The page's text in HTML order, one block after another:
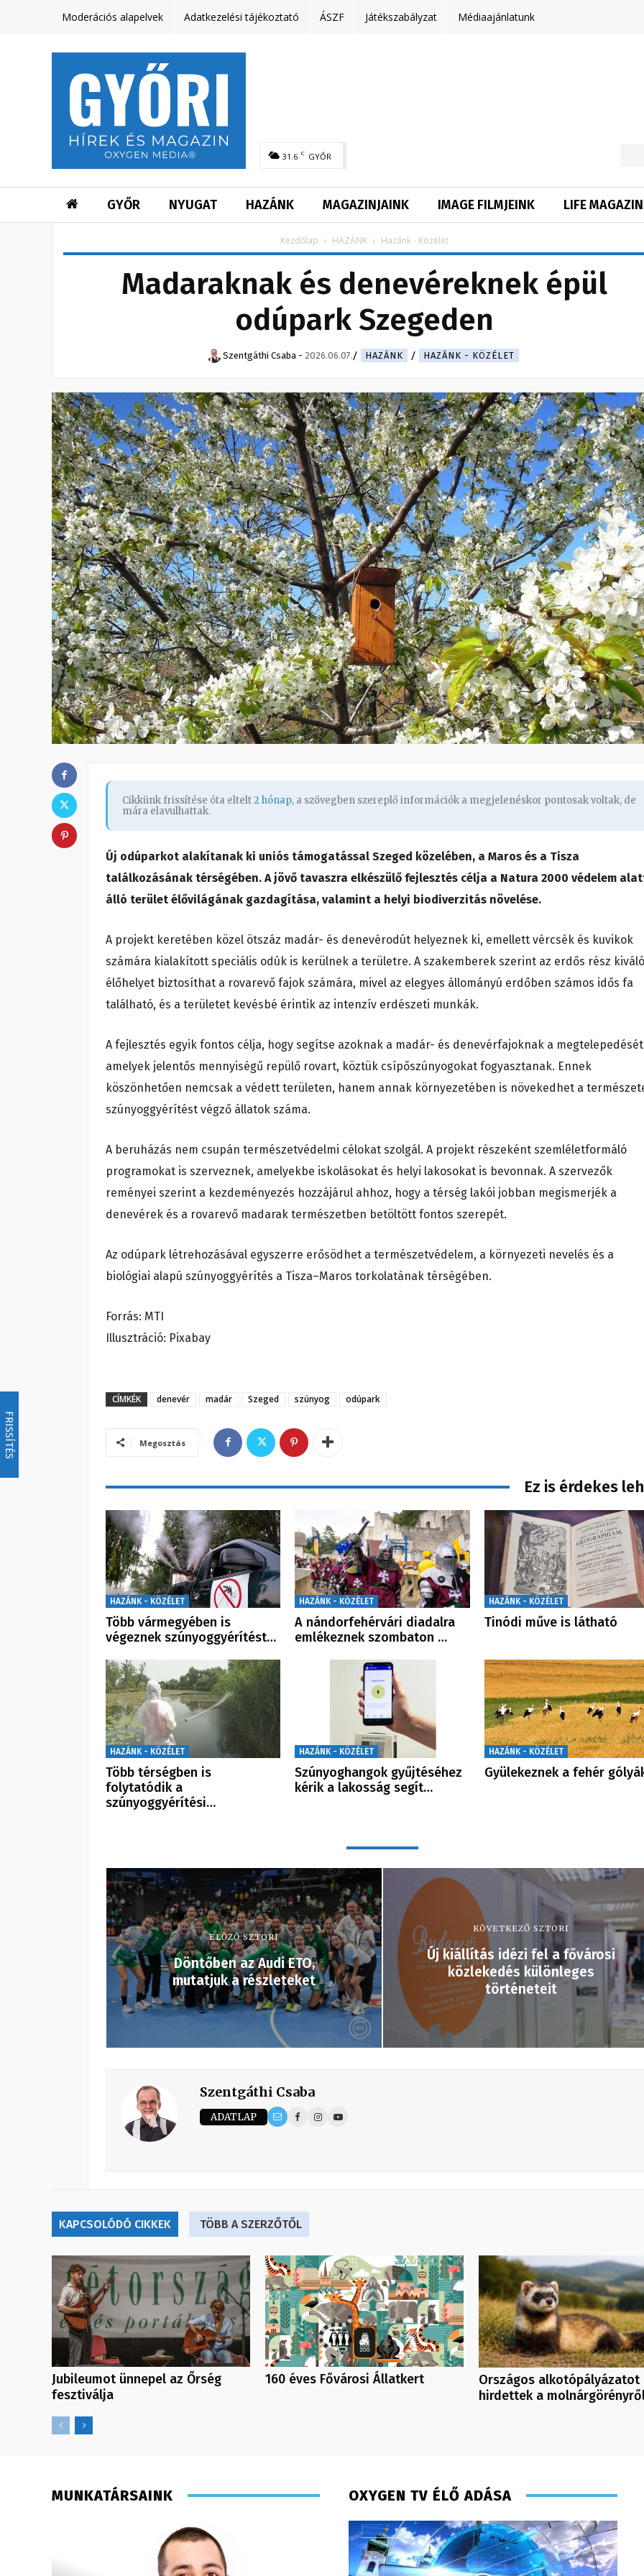
FRISSÍTÉS
Moderációs alapelvek Adatkezelési tájékoztató ÁSZF Játékszabályzat Médiaajánlatunk
31.6 C GYŐR
GYŐR NYUGAT HAZÁNK MAGAZINJAINK IMAGE FILMJEINK LIFE MAGAZIN
Kezdőlap HAZÁNK Hazánk - Közélet
Madaraknak és denevéreknek épül
odúpark Szegeden
Szentgáthi Csaba - 2026.06.07. HAZÁNK HAZÁNK - KÖZÉLET
Cikkünk frissítése óta eltelt2 hónap, a szövegben szereplő információk a megjelenéskor pontosak voltak, de
mára elavulhattak.
Új odúparkot alakítanak ki uniós támogatással Szeged közelében, a Maros és a Tisza
találkozásának térségében. A jövő tavaszra elkészülő fejlesztés célja a Natura 2000 védelem
álló terület élővilágának gazdagítása, valamint a helyi biodiverzitás növelése.
A projekt keretében közel ötszáz madár- és denevérodút helyeznek ki, emellett vércsék és kuvikok
számára kialakított speciális odúk is kerülnek a területre. A szakemberek szerint az erdős rész kiváló
élőhelyet biztosíthat a rovarevő fajok számára, mivel az elegyes állományú erdőben számos idős fa
található, és a területet kevésbé érintik az intenzív erdészeti munkák.
A fejlesztés egyik fontos célja, hogy segítse azoknak a madár- és denevérfajoknak a
amelyek jelentős mennyiségű repülő rovart, köztük csípőszúnyogokat fogyasztanak. Ennek
köszönhetően nemcsak a védett területen, hanem annak környezetében is növekedhet a
szúnyoggyérítést végző állatok száma.
A beruházás nem csupán természetvédelmi célokat szolgál. A projekt részeként szemléletformáló
programokat is szerveznek, amelyekbe iskolásokat és helyi lakosokat is bevonnak. A szervezők
reményei szerint a kezdeményezés hozzájárul ahhoz, hogy a térség lakói jobban megismerjék a
denevérek és a rovarevő madarak természetben betöltött fontos szerepét.
Az odúpark létrehozásával egyszerre erősödhet a természetvédelem, a környezeti nevelés és a
biológiai alapú szúnyoggyérítés a Tisza–Maros torkolatának térségében.
Forrás: MTI
Illusztráció: Pixabay
CÍMKÉK denevér madár Szeged szúnyog odúpark
Megosztás
Ez is érdekes
HAZÁNK - KÖZÉLET
Több vármegyében is
végeznek szúnyoggyérítést…
HAZÁNK - KÖZÉLET
A nándorfehérvári diadalra
emlékeznek szombaton …
HAZÁNK - KÖZÉLET
Tinódi műve is látható
HAZÁNK - KÖZÉLET
Több térségben is
folytatódik a
szúnyoggyérítési…
HAZÁNK - KÖZÉLET
Szúnyoghangok gyűjtéséhez
kérik a lakosság segít…
HAZÁNK - KÖZÉLET
Gyülekeznek a fehér
ELŐZŐ SZTORI
Döntőben az Audi ETO,
mutatjuk a részleteket
KÖVETKEZŐ SZTORI
Új kiállítás idézi fel a fővárosi
közlekedés különleges
történeteit
Szentgáthi Csaba
ADATLAP
KAPCSOLÓDÓ CIKKEK TÖBB A SZERZŐTŐL
Jubileumot ünnepel az Őrség
fesztiválja
160 éves Fővárosi Állatkert
Országos alkotópályázatot
hirdettek a
MUNKATÁRSAINK OXYGEN TV ÉLŐ ADÁSA